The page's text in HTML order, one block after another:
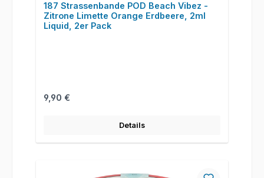
187 Strassenbande POD Beach Vibez -
Zitrone Limette Orange Erdbeere, 2ml
Liquid, 2er Pack
Regulärer Preis:
9,90 €
Details